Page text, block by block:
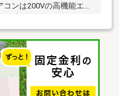
ンは200Vの高機能エア
家族の憩いの空間■対面
装備■ウォークインクロ
付きの1坪タイプの浴室
快適■小学校まで徒歩10